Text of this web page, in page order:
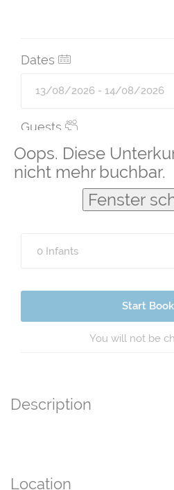
Oops. Diese
nicht mehr buchbar.
Fenster
Dates
Guests
Start
You will not be
Description
Location